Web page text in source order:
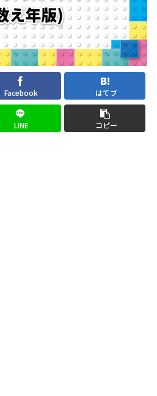
Facebook はてブ
LINE コピー